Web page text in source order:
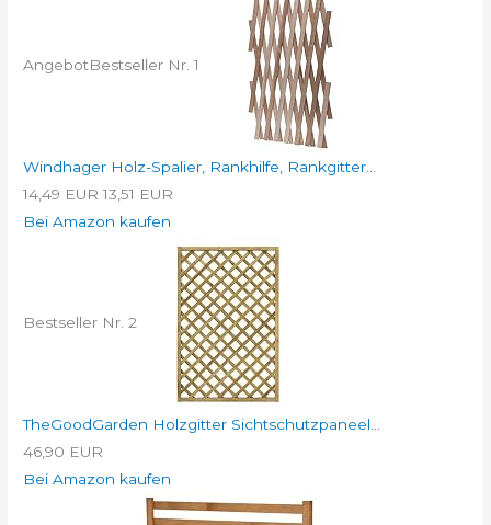
AngebotBestseller Nr. 1
Windhager Holz-Spalier, Rankhilfe, Rankgitter...
14,49 EUR 13,51 EUR
Bei Amazon kaufen
Bestseller Nr. 2
TheGoodGarden Holzgitter Sichtschutzpaneel...
46,90 EUR
Bei Amazon kaufen